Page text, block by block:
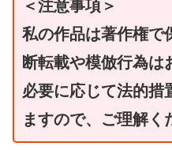
＜注意事項＞
私の作品は著作権で
断転載や模倣行為は
必要に応じて法的措
ますので、ご理解く